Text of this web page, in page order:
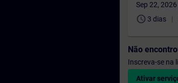
Sep 22,
schedule 3 dias
Não
Inscreva-se na
Ativar